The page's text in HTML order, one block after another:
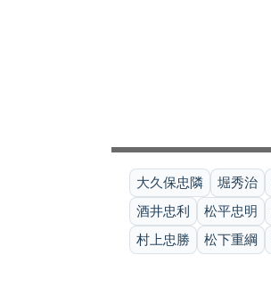
大久保忠隣 堀秀治
酒井忠利
松平忠明
村上忠勝
松下重綱